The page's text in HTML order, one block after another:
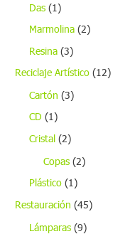
Das (1)
Marmolina (2)
Resina (3)
Reciclaje Artístico (12)
Cartón (3)
CD (1)
Cristal (2)
Copas (2)
Plástico (1)
Restauración (45)
Lámparas (9)